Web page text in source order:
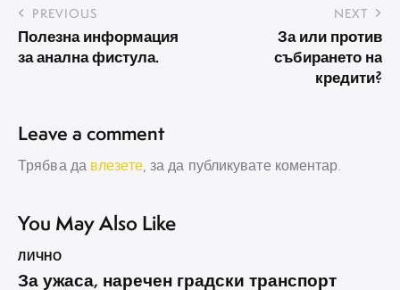
Навигация
PREVIOUS
Полезна информация
за анална фистула.
NEXT
За или против
събирането на
кредити?
Leave a comment
Трябва да влезете, за да публикувате коментар.
You May Also Like
ЛИЧНО
За ужаса, наречен градски транспорт